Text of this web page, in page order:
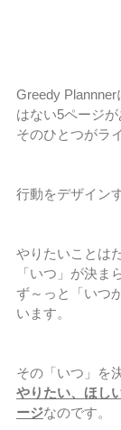
Greedy
はない5ページが
そのひとつがラ
行動をデザイン
やりたいことは
「いつ」が決ま
ず～っと「いつ
います。
その「いつ」を
やりたい、ほし
ージなのです。